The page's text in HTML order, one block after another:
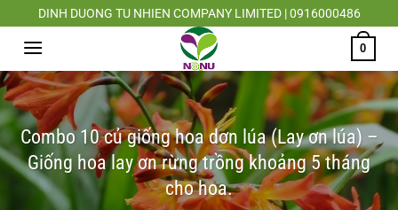
Chuyển
đến
dung
DINH DUONG TU NHIEN COMPANY LIMITED | 0916000486
0
Combo 10 củ giống hoa dơn lúa (Lay ơn lúa) –
Giống hoa lay ơn rừng trồng khoảng 5 tháng
cho hoa.